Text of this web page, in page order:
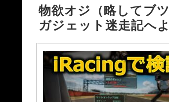
物欲オジ（略してブ
ガジェット迷走記へ